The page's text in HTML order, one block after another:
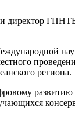
и директор
региона.